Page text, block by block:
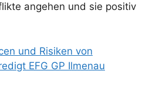
angehen und sie positiv
und Risiken von
EFG GP Ilmenau